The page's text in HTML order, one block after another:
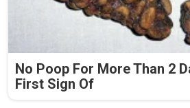
No Poop For More Than 2
First Sign Of